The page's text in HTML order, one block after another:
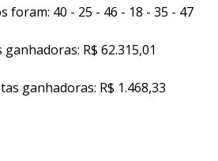
foram: 40 - 25 - 46 - 18 - 35 - 47
R$ 62.315,01
ganhadoras: R$ 1.468,33